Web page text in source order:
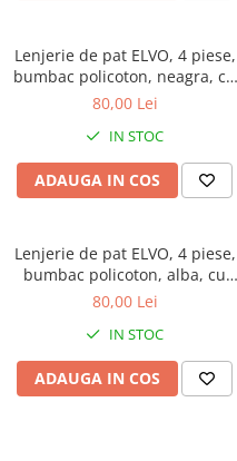
Lenjerie de pat ELVO, 4 piese,
bumbac policoton, neagra, cu
papadii si note muzicale
80,00 Lei
IN STOC
ADAUGA IN COS
Lenjerie de pat ELVO, 4 piese,
bumbac policoton, alba, cu
flori albastre
80,00 Lei
IN STOC
ADAUGA IN COS